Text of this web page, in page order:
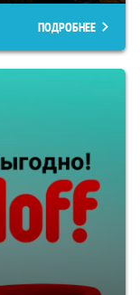
ПОДРОБНЕЕ